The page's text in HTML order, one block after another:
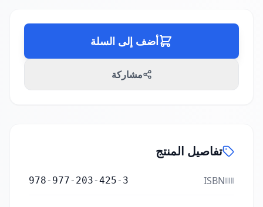
أضف إلى السلة
مشاركة
تفاصيل المنتج
ISBN
978-977-203-425-3